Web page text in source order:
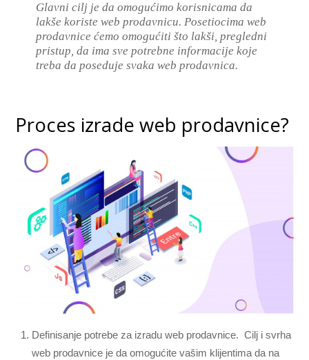
Glavni cilj je da omogućimo korisnicama da
lakše koriste web prodavnicu. Posetiocima web
prodavnice ćemo omogućiti što lakši, pregledni
pristup, da ima sve potrebne informacije koje
treba da poseduje svaka web prodavnica.
Proces izrade web prodavnice?
Definisanje potrebe za izradu web prodavnice. Cilj i svrha
web prodavnice je da omogućite vašim klijentima da na